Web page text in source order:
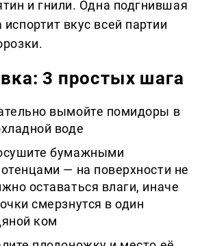
и гнили. Одна подгнившая
вкус всей партии
3 простых шага
вымойте помидоры в
воде
бумажными
— на поверхности не
оставаться влаги, иначе
смерзнутся в один
ком